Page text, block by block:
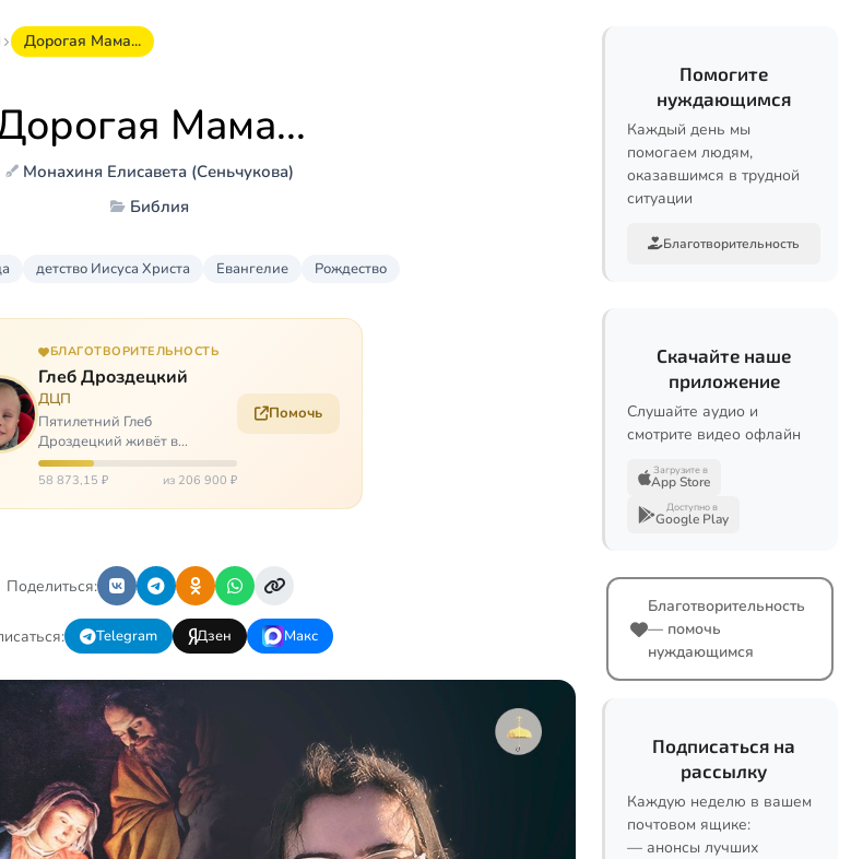
Дорогая Мама...
Мама...
Монахиня Елисавета (Сеньчукова)
Библия
детство Иисуса Христа Евангелие Рождество
БЛАГОТВОРИТЕЛЬНОСТЬ
Глеб Дроздецкий
ДЦП
Пятилетний Глеб
Дроздецкий живёт в
Иркутске. У Глеба ДЦП из-за
перенесённого в
невозмож…
58 873,15 ₽ из 206 900 ₽
Помочь
Поделиться:
Telegram Дзен Макс
Помогите
нуждающимся
Каждый день мы
помогаем людям,
оказавшимся в трудной
ситуации
Благотворительность
Скачайте наше
приложение
Слушайте аудио и
смотрите видео офлайн
Загрузите в
App Store
Доступно в
Google Play
Благотворительность
— помочь
нуждающимся
Подписаться на
рассылку
Каждую неделю в вашем
почтовом ящике:
— анонсы лучших